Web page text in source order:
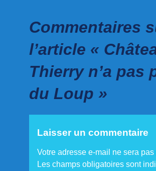
Commentaires
l’article «
Thierry n’a pas
du Loup »
Laisser un commentaire
Votre adresse e-mail ne sera
Les champs obligatoires sont